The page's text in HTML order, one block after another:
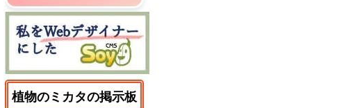
植物のミカタの掲示板